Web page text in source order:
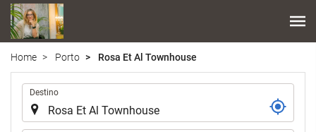
Home Porto Rosa Et Al Townhouse
Destino